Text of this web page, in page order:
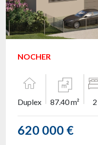
NOCHER
Duplex 87.40 m² 2
620 000 €